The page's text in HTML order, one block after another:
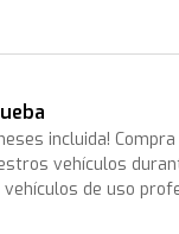
incluida!
vehículos
vehículos de uso